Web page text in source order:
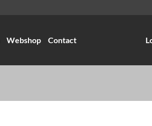
Webshop Contact